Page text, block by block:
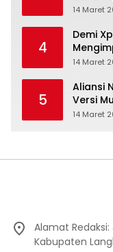
14 Maret
4
Demi
14 Maret
5
Aliansi
Versi
14 Maret
Alamat
Kabupaten